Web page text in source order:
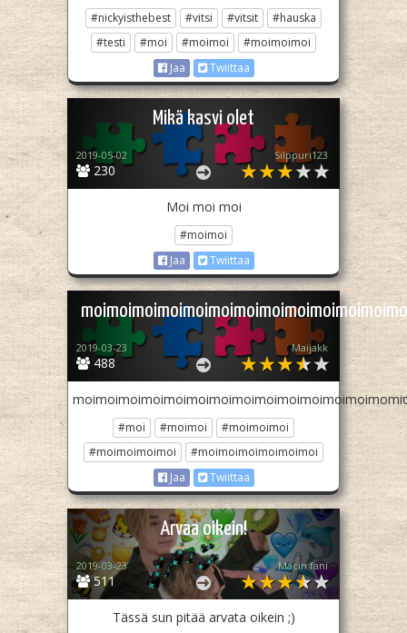
#nickyisthebest #vitsi #vitsit
#hauska
#testi
#moi #moimoi
#moimoimoi
Jaa
Twiittaa
Mikä kasvi olet
230
2019-05-02 Silppuri123
Moi moi moi
#moimoi
Jaa
Twiittaa
488
2019-03-23 Maijakk
#moi #moimoi
#moimoimoi
#moimoimoimoi
#moimoimoimoimoimoi
Jaa
Twiittaa
Arvaa oikein!
511
2019-03-23 Macin fani
Tässä sun pitää arvata oikein ;)